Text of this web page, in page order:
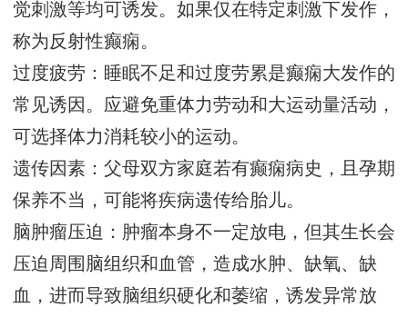
觉刺激等均可诱发。如果仅在特定刺激下发作，
称为反射性癫痫。
过度疲劳：睡眠不足和过度劳累是癫痫大发作的
常见诱因。应避免重体力劳动和大运动量活动，
可选择体力消耗较小的运动。
遗传因素：父母双方家庭若有癫痫病史，且孕期
保养不当，可能将疾病遗传给胎儿。
脑肿瘤压迫：肿瘤本身不一定放电，但其生长会
压迫周围脑组织和血管，造成水肿、缺氧、缺
血，进而导致脑组织硬化和萎缩，诱发异常放